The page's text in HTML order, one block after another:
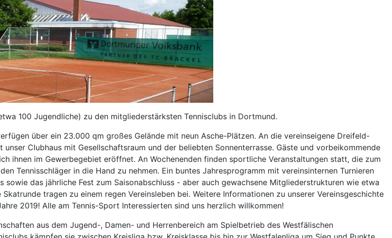
100 Jugendliche) zu den mitgliederstärksten Tennisclubs in Dortmund.
über ein 23.000 qm großes Gelände mit neun Asche-Plätzen. An die vereinseigene Dreifeld-
Clubhaus mit Gesellschaftsraum und der beliebten Sonnenterrasse. Gäste und vorbeikommende
ihnen im Gewerbegebiet eröffnet. An Wochenenden finden sportliche Veranstaltungen statt, die zum
Tennisschläger in die Hand zu nehmen. Ein buntes Jahresprogramm mit vereinsinternen Turnieren
das jährliche Fest zum Saisonabschluss - aber auch gewachsene Mitgliederstrukturen wie etwa
tragen zu einem regen Vereinsleben bei. Weitere Informationen zu unserer Vereinsgeschichte
2019! Alle am Tennis-Sport Interessierten sind uns herzlich willkommen!
aus dem Jugend-, Damen- und Herrenbereich am Spielbetrieb des Westfälischen